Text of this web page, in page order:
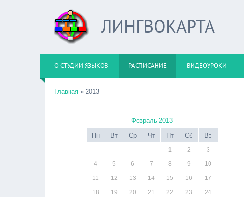
ЛИНГВОКАРТА
О СТУДИИ ЯЗЫКОВ РАСПИСАНИЕ ВИДЕОУРОКИ
Главная » 2013
Февраль 2013
Пн
Вт Ср Чт Пт Сб Вс
1 2 3
4 5 6 7 8 9 10
11 12 13 14 15 16 17
18 19 20 21 22 23 24